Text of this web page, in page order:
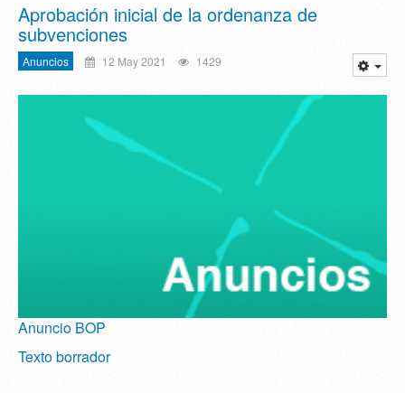
Aprobación inicial de la ordenanza de
subvenciones
Anuncios 12 May 2021 1429
Anuncio BOP
Texto borrador